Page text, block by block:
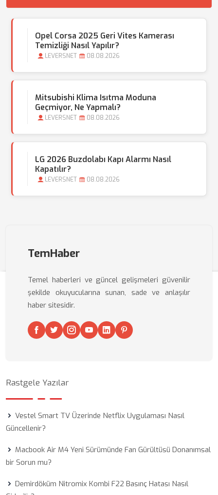
Opel Corsa 2025 Geri Vites Kamerası
Temizliği Nasıl Yapılır?
LEVERSNET 08.08.2026
Mitsubishi Klima Isıtma Moduna
Geçmiyor, Ne Yapmalı?
LEVERSNET 08.08.2026
LG 2026 Buzdolabı Kapı Alarmı Nasıl
Kapatılır?
LEVERSNET 08.08.2026
TemHaber
Temel haberleri ve güncel gelişmeleri güvenilir
şekilde okuyucularına sunan, sade ve anlaşılır
haber sitesidir.
Rastgele Yazılar
Vestel Smart TV Üzerinde Netflix Uygulaması Nasıl
Güncellenir?
Macbook Air M4 Yeni Sürümünde Fan Gürültüsü Donanımsal
bir Sorun mu?
Demirdöküm Nitromix Kombi F22 Basınç Hatası Nasıl